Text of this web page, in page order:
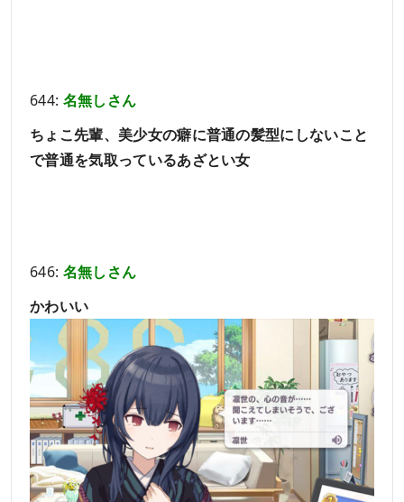
644: 名無しさん
ちょこ先輩、美少女の癖に普通の髪型にしないこと
で普通を気取っているあざとい女
646: 名無しさん
かわいい